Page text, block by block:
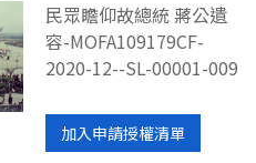
民眾瞻仰故總統 蔣公遺
容-MOFA109179CF-
2020-12--SL-00001-009
加入申請授權清單